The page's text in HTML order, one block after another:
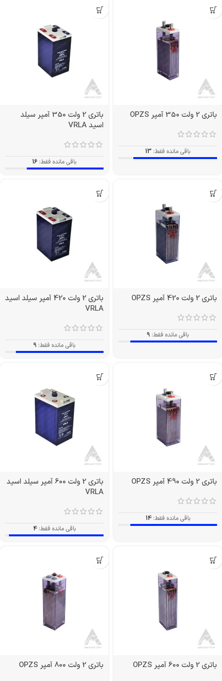
باتری 2 ولت 350 آمپر OPZS
باقی مانده فقط: 13
باتری 2 ولت 350 آمپر سیلد
اسید VRLA
باقی مانده فقط: 16
باتری 2 ولت 420 آمپر OPZS
باقی مانده فقط: 9
باتری 2 ولت 420 آمپر سیلد اسید
VRLA
باقی مانده فقط: 9
باتری 2 ولت 490 آمپر OPZS
باقی مانده فقط: 14
باتری 2 ولت 600 آمپر سیلد اسید
VRLA
باقی مانده فقط: 4
باتری 2 ولت 600 آمپر OPZS باتری 2 ولت 800 آمپر OPZS